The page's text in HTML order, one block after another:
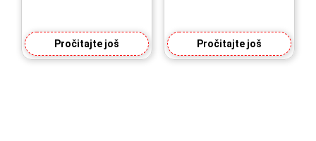
Pročitajte još Pročitajte još